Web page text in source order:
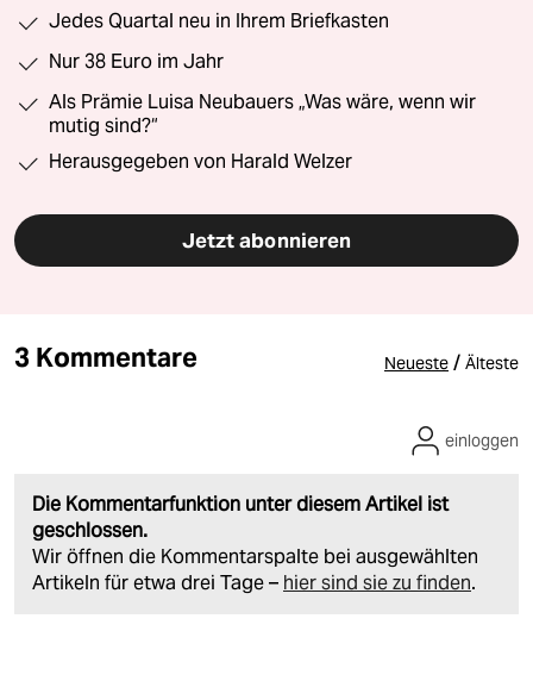
Jedes Quartal neu in Ihrem Briefkasten
Nur 38 Euro im Jahr
Als Prämie Luisa Neubauers „Was wäre, wenn wir
mutig sind?“
Herausgegeben von Harald Welzer
Jetzt abonnieren
3 Kommentare Neueste / Älteste
Die Kommentarfunktion unter diesem Artikel ist
geschlossen.
Wir öffnen die Kommentarspalte bei ausgewählten
Artikeln für etwa drei Tage – hier sind sie zu finden.
einloggen